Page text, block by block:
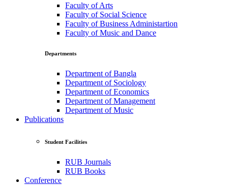
Faculty of Arts
Faculty of Social Science
Faculty of Business Administartion
Faculty of Music and Dance
Departments
Department of Bangla
Department of Sociology
Department of Economics
Department of Management
Department of Music
Publications
Student Facilities
RUB Journals
RUB Books
Conference